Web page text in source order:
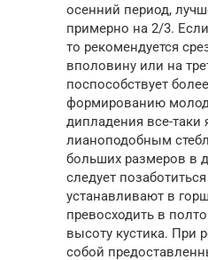
осенний период,
примерно на 2/3.
то рекомендуется
вполовину или на
поспособствует
формированию
дипладения все-таки
лианоподобным
больших размеров в
следует
устанавливают в
превосходить в
высоту кустика. При
собой